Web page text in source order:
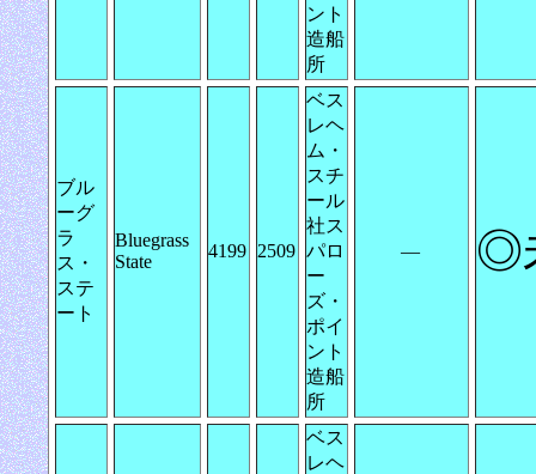
ント
造船
所
ブル
ーグ
ラ
ス・
ステ
ート
Bluegrass
State
4199 2509
ベス
レヘ
ム・
スチ
ール
社ス
パロ
ー
ズ・
ポイ
ント
造船
所
― ◎
ベス
レヘ